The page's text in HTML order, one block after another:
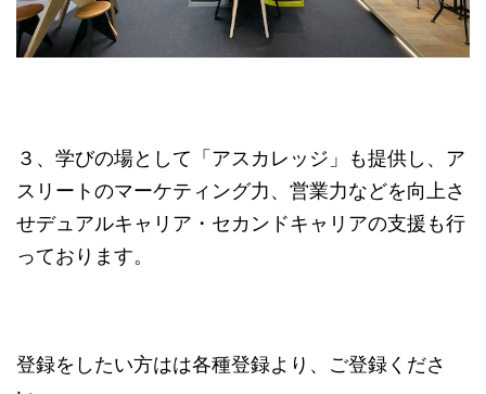
３、学びの場として「アスカレッジ」も提供し、ア
スリートのマーケティング力、営業力などを向上さ
せデュアルキャリア・セカンドキャリアの支援も行
っております。
登録をしたい方はは各種登録より、ご登録くださ